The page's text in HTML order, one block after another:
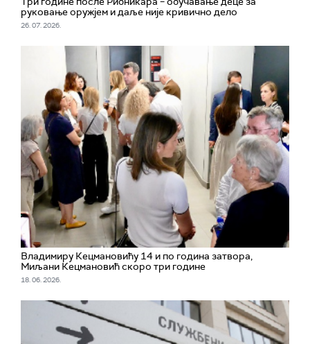
руковање оружјем и даље није кривично дело
26. 07. 2026.
Владимиру Кецмановићу 14 и по година затвора,
Миљани Кецмановић скоро три године
18. 06. 2026.